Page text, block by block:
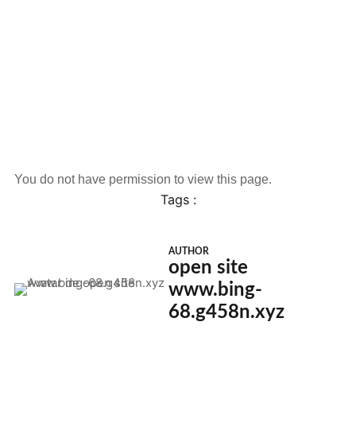
You do not have permission to view this page.
Tags :
AUTHOR
open site
www.bing-
68.g458n.xyz